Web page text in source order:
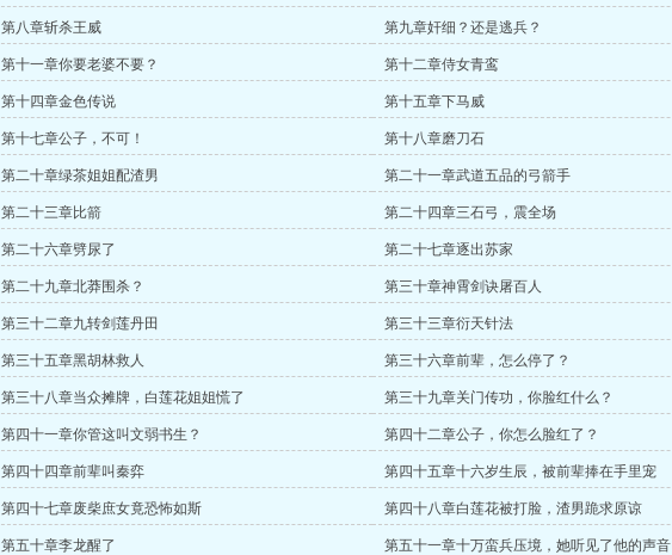
第八章斩杀王威 第九章奸细？还是逃兵？
第十一章你要老婆不要？ 第十二章侍女青鸾
第十四章金色传说 第十五章下马威
第十七章公子，不可！ 第十八章磨刀石
第二十章绿茶姐姐配渣男 第二十一章武道五品的弓箭手
第二十三章比箭 第二十四章三石弓，震全场
第二十六章劈尿了 第二十七章逐出苏家
第二十九章北莽围杀？ 第三十章神霄剑诀屠百人
第三十二章九转剑莲丹田 第三十三章衍天针法
第三十五章黑胡林救人 第三十六章前辈，怎么停了？
第三十八章当众摊牌，白莲花姐姐慌了 第三十九章关门传功，你脸红什么？
第四十一章你管这叫文弱书生？ 第四十二章公子，你怎么脸红了？
第四十四章前辈叫秦弈 第四十五章十六岁生辰，被前辈捧在手里宠
第四十七章废柴庶女竟恐怖如斯 第四十八章白莲花被打脸，渣男跪求原谅
第五十章李龙醒了 第五十一章十万蛮兵压境，她听见了他的声音